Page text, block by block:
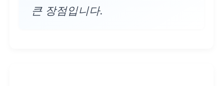
큰 장점입니다.